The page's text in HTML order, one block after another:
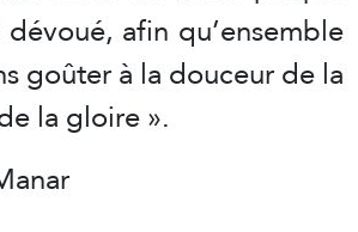
afin qu’ensemble
goûter à la douceur de la
la gloire ».